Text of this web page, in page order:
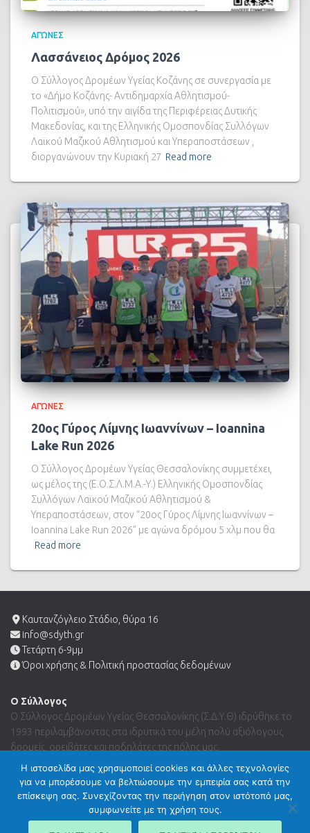
ΑΓΏΝΕΣ
Λασσάνειος Δρόμος 2026
Ο Σύλλογος Δρομέων Υγείας Κοζάνης σε συνεργασία με
το «Δήμο Κοζάνης- Αντιδημαρχία Αθλητισμού-
Πολιτισμού», υπό την αιγίδα της Περιφέρειας Δυτικής
Μακεδονίας, και της Ελληνικής Ομοσπονδίας Συλλόγων
Λαϊκού Μαζικού Αθλητισμού και Υπεραποστάσεων ,
διοργανώνουν την Κυριακή 27 Read more
ΑΓΏΝΕΣ
20ος Γύρος Λίμνης Ιωαννίνων – Ioannina
Lake Run 2026
Ο Σύλλογος Δρομέων Υγείας Θεσσαλονίκης συμμετέχει,
ως μέλος της (Ε.Ο.Σ.Λ.Μ.Α.-Υ.) Ελληνικής Ομοσπονδίας
Συλλόγων Λαϊκού Μαζικού Αθλητισμού &
Υπεραποστάσεων, στον “20ος Γύρος Λίμνης Ιωαννίνων –
Ioannina Lake Run 2026” με αγώνα δρόμου 5 χλμ που θα
Read more
Καυτανζόγλειο Στάδιο, θύρα 16
info@sdyth.gr
Τετάρτη 6-9μμ
Όροι χρήσης & Πολιτική προστασίας δεδομένων
Ο Σύλλογος
Ο Σύλλογος Δρομέων Υγείας Θεσσαλονίκης (Σ.Δ.Υ.Θ) ιδρύθηκε το
1993 περιλαμβάνοντας στα ιδρυτικά του μέλη πολύ αξιόλογους
δρομείς, ορειβάτες και ποδηλάτες της πόλης μας.
Search …
Η ιστοσελίδα μας χρησιμοποιεί cookies και άλλες τεχνολογίες
για να μπορέσουμε να βελτιώσουμε την εμπειρία σας κατά την
επίσκεψη σας. Συνεχίζοντας την περιήγηση στον ιστότοπό μας,
συμφωνείτε με τη χρήση τους.